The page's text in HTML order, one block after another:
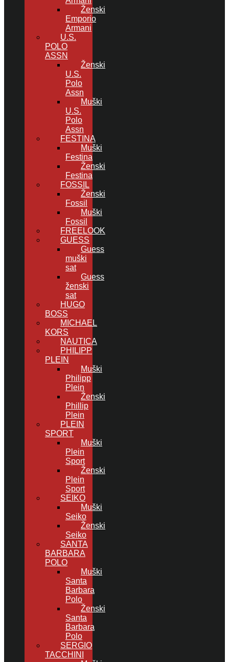
Ženski
Emporio
Armani
U.S.
POLO
ASSN
Ženski
U.S.
Polo
Assn
Muški
U.S.
Polo
Assn
FESTINA
Muški
Festina
Ženski
Festina
FOSSIL
Ženski
Fossil
Muški
Fossil
FREELOOK
GUESS
Guess
muški
sat
Guess
ženski
sat
HUGO
BOSS
MICHAEL
KORS
NAUTICA
PHILIPP
PLEIN
Muški
Philipp
Plein
Ženski
Phillip
Plein
PLEIN
SPORT
Muški
Plein
Sport
Ženski
Plein
Sport
SEIKO
Muški
Seiko
Ženski
Seiko
SANTA
BARBARA
POLO
Muški
Santa
Barbara
Polo
Ženski
Santa
Barbara
Polo
SERGIO
TACCHINI